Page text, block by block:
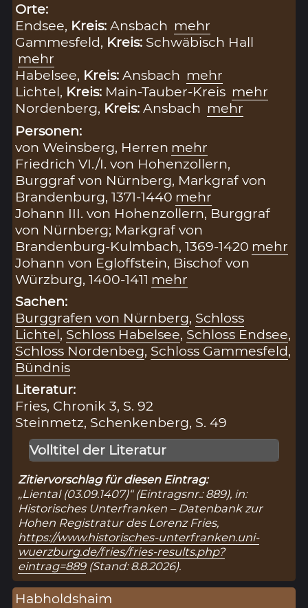
Orte:
Endsee, Kreis:Ansbach mehr
Gammesfeld, Kreis: Schwäbisch Hall
mehr
Habelsee, Kreis:Ansbach mehr
Lichtel, Kreis: Main-Tauber-Kreis mehr
Nordenberg, Kreis:Ansbach mehr
Personen:
von Weinsberg, Herren mehr
Friedrich VI./I. von Hohenzollern,
Burggraf von Nürnberg, Markgraf von
Brandenburg, 1371-1440 mehr
Johann III. von Hohenzollern, Burggraf
von Nürnberg; Markgraf von
Brandenburg-Kulmbach, 1369-1420 mehr
Johann von Egloffstein, Bischof von
Würzburg, 1400-1411 mehr
Sachen:
Burggrafen von Nürnberg, Schloss
Lichtel, Schloss Habelsee, Schloss Endsee,
Schloss Nordenbeg, Schloss Gammesfeld,
Bündnis
Literatur:
Fries, Chronik 3, S. 92
Steinmetz, Schenkenberg, S. 49
Volltitel der Literatur
Zitiervorschlag für diesen Eintrag:
„Liental (03.09.1407)“ (Eintragsnr.: 889), in:
Historisches Unterfranken – Datenbank zur
Hohen Registratur des Lorenz Fries,
https://www.historisches-unterfranken.uni-
wuerzburg.de/fries/fries-results.php?
eintrag=889(Stand: 8.8.2026).
Habholdshaim